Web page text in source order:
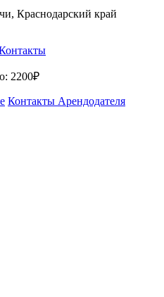
Краснодарский край
2200₽
Контакты Арендодателя